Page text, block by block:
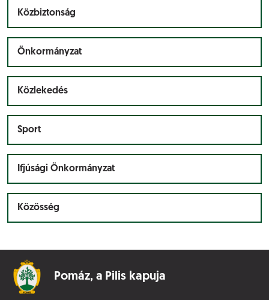
Közbiztonság
Önkormányzat
Közlekedés
Sport
Ifjúsági Önkormányzat
Közösség
Pomáz, a Pilis kapuja